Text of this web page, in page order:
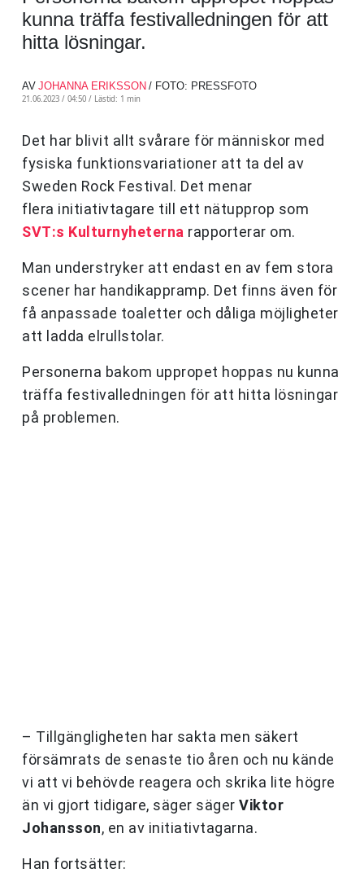
kunna träffa festivalledningen för att
hitta lösningar.
AV JOHANNA ERIKSSON / FOTO: PRESSFOTO
21.06.2023 / 04:50 / Lästid: 1 min
Det har blivit allt svårare för människor med
fysiska funktionsvariationer att ta del av
Sweden Rock Festival. Det menar
flera initiativtagare till ett nätupprop som
SVT:s Kulturnyheterna rapporterar om.
Man understryker att endast en av fem stora
scener har handikappramp. Det finns även för
få anpassade toaletter och dåliga möjligheter
att ladda elrullstolar.
Personerna bakom uppropet hoppas nu kunna
träffa festivalledningen för att hitta lösningar
på problemen.
– Tillgängligheten har sakta men säkert
försämrats de senaste tio åren och nu kände
vi att vi behövde reagera och skrika lite högre
än vi gjort tidigare, säger säger Viktor
Johansson, en av initiativtagarna.
Han fortsätter: